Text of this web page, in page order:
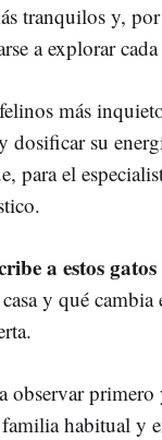
tranquilos y,
a explorar
más
dosificar su
para el
a estos
y qué
observar
habitual y